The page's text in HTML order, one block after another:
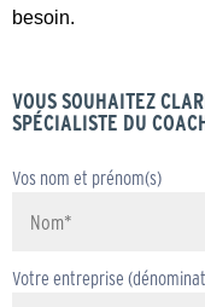
besoin.
VOUS SOUHAITEZ
SPÉCIALISTE DU
Vos nom et prénom(s)
Votre entreprise